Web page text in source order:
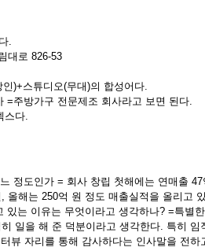
.
대로 826-53
)+스튜디오(무대)의 합성어다.
주방가구 전문제조 회사라고 보면 된다.
스다.
정도인가 = 회사 창립 첫해에는 연매출
올해는 250억 원 정도 매출실적을 올리고
는 이유는 무엇이라고 생각하나? =특별
일을 해 준 덕분이라고 생각한다. 특히 임
뷰 자리를 통해 감사하다는 인사말을 전하